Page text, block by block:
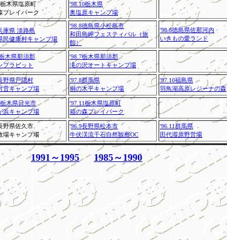
木県塩原町
プレイパーク
'98.10栃木県
奥塩原キャンプ場
庫県 淡路島
民健康村キャンプ場
'98.8徳島県小松島市
和田島岬フェスティバル（旅
館）
'98.8徳島県佐那河内
いきもの愛ランド
木県那須郡
プラビット
'98.7栃木県那須郡
滝の沢オートキャンプ場
野県戸隠村
営キャンプ場
'97.8群馬県
桐の木平キャンプ場
'97.10福島県
羽鳥湖高原レジーナの森
木県日光市
浜キャンプ場
'97.11栃木県塩原町
箱の森プレイパーク
野県佐久市
場キャンプ場
'96.9長野県松本市
牛伏渓流千石自然観察OC
'96.11群馬県
田代湿原野営場
1991～1995 1985～1990